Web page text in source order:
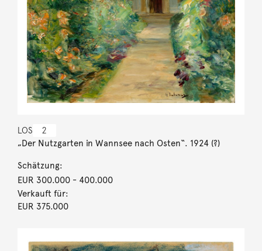
LOS 2
„Der Nutzgarten in Wannsee nach Osten“. 1924 (?)
Schätzung:
EUR 300.000- 400.000
Verkauft für:
EUR 375.000